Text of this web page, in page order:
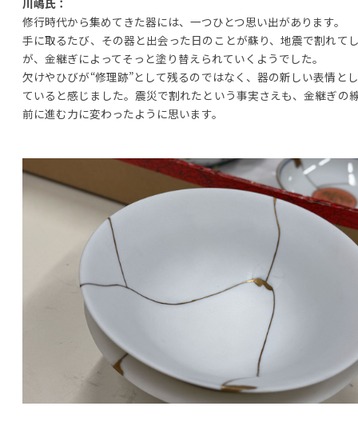
川嶋氏：
修行時代から集めてきた器には、一つひとつ思い出があります。
手に取るたび、その器と出会った日のことが蘇り、地震で割れて
が、金継ぎによってそっと塗り替えられていくようでした。
欠けやひびが“修理跡”として残るのではなく、器の新しい表情と
ていると感じました。震災で割れたという事実さえも、金継ぎの
前に進む力に変わったように思います。